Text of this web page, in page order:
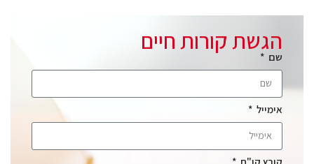
הגשת קורות חיים
שם
אימייל